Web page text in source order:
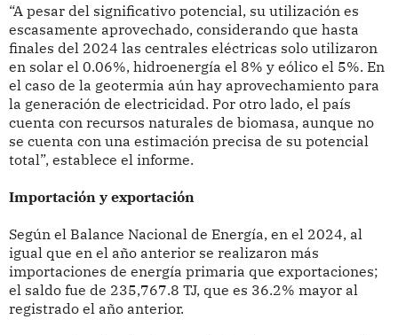
“A pesar del significativo potencial, su utilización es
escasamente aprovechado, considerando que hasta
finales del 2024 las centrales eléctricas solo utilizaron
en solar el 0.06%, hidroenergía el 8% y eólico el 5%. En
el caso de la geotermia aún hay aprovechamiento para
la generación de electricidad. Por otro lado, el país
cuenta con recursos naturales de biomasa, aunque no
se cuenta con una estimación precisa de su potencial
total”, establece el informe.
Importación y exportación
Según el Balance Nacional de Energía, en el 2024, al
igual que en el año anterior se realizaron más
importaciones de energía primaria que exportaciones;
el saldo fue de 235,767.8 TJ, que es 36.2% mayor al
registrado el año anterior.